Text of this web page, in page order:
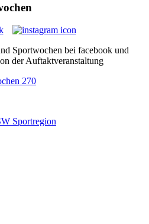
Sportwochen bei facebook und
der Auftaktveranstaltung